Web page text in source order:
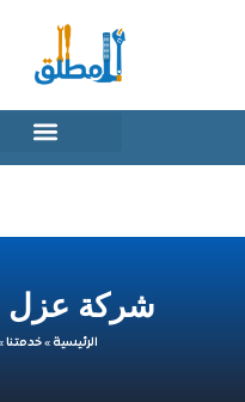
شركة عزل
خدمتنا»شركة عزل